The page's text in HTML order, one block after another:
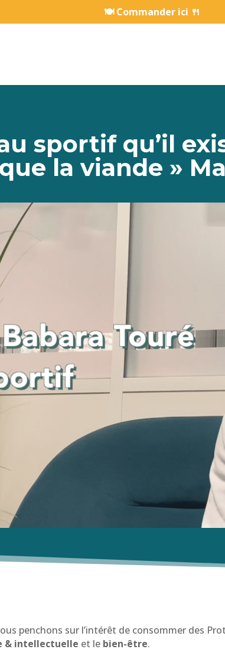
🍽️ Commander ici 🍴
sportif qu’il
la viande »
penchons sur l’intérêt de consommer des
& intellectuelle et le bien-être.